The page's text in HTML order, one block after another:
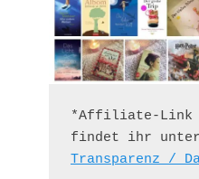
*Affiliate-Link
findet ihr
Transparenz /